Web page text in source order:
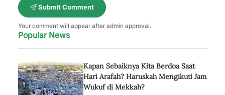
Submit Comment
Your comment will appear after admin approval.
Popular News
Kapan Sebaiknya Kita Berdoa Saat
Hari Arafah? Haruskah Mengikuti Jam
Wukuf di Mekkah?